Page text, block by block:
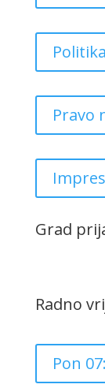
Pravo
Grad
Radno
Pon